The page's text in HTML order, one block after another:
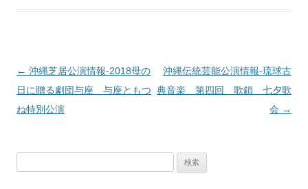
投
稿
ナ
← 沖縄芝居公演情報‐2018母の
日に贈る劇団与座 与座ともつ
ね特別公演
沖縄伝統芸能公演情報‐琉球古
典音楽 第四回 歌鎖 七夕歌
会 →